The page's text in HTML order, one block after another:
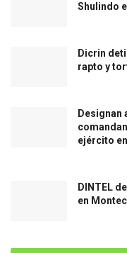
Shulindo
Dicrin
rapto y
Designan
ejército
DINTEL
en